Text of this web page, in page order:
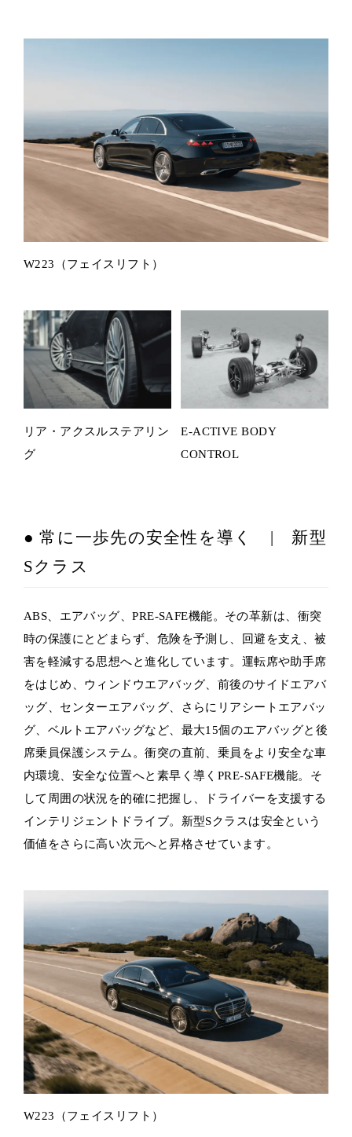
W223（フェイスリフト）
リア・アクスルステアリン
グ
E-ACTIVE BODY
CONTROL
● 常に一歩先の安全性を導く | 新型
Sクラス
ABS、エアバッグ、PRE-SAFE機能。その革新は、衝突
時の保護にとどまらず、危険を予測し、回避を支え、被
害を軽減する思想へと進化しています。運転席や助手席
をはじめ、ウィンドウエアバッグ、前後のサイドエアバ
ッグ、センターエアバッグ、さらにリアシートエアバッ
グ、ベルトエアバッグなど、最大15個のエアバッグと後
席乗員保護システム。衝突の直前、乗員をより安全な車
内環境、安全な位置へと素早く導くPRE-SAFE機能。そ
して周囲の状況を的確に把握し、ドライバーを支援する
インテリジェントドライブ。新型Sクラスは安全という
価値をさらに高い次元へと昇格させています。
W223（フェイスリフト）